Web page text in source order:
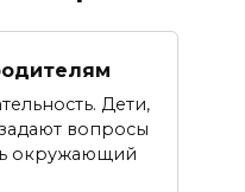
Дети,
вопросы
окружающий